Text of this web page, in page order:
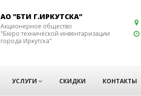
АО "БТИ Г.ИРКУТСКА"
Акционерное общество
"Бюро технической инвентаризации
города Иркутска"
УСЛУГИ СКИДКИ КОНТАКТЫ